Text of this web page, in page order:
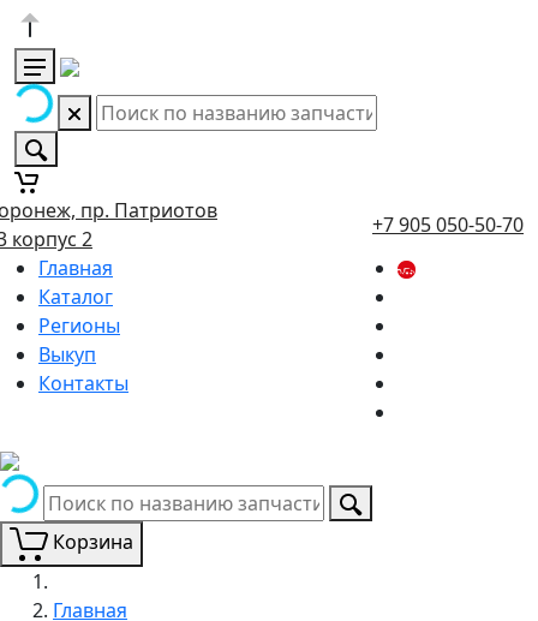
пр. Патриотов
корпус 2
+7 905 050-50-70
Главная
Каталог
Регионы
Выкуп
Контакты
Корзина
Главная